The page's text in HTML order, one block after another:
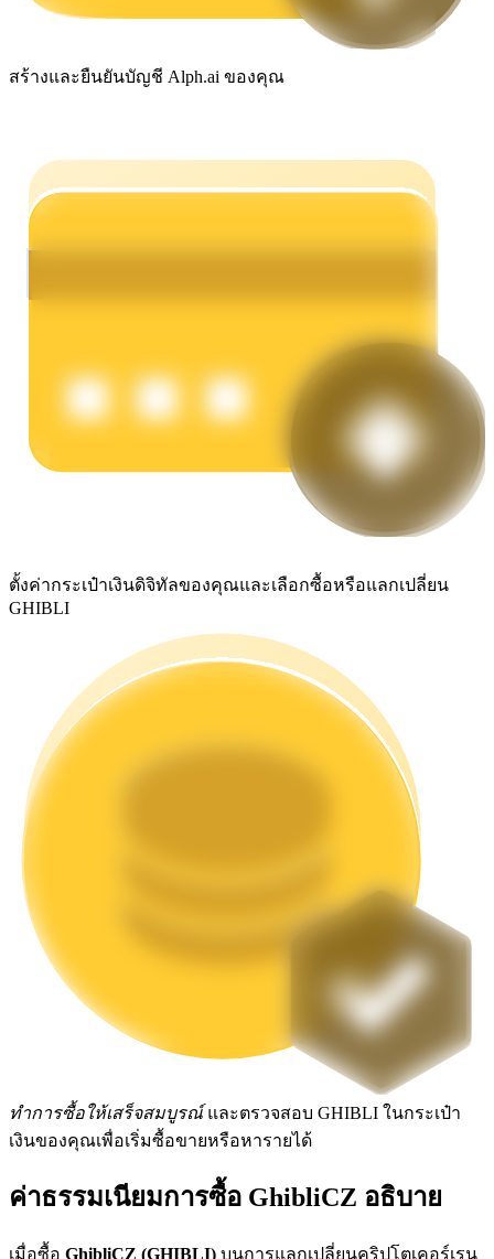
ผลตอบแทนสูงและเข้าถึงได้ทันที
การล็อค BTR
การลงทุนพิเศษสำหรับผู้ถือ BTR
สร้างและยืนยันบัญชี Alph.ai ของคุณ
ตั้งค่ากระเป๋าเงินดิจิทัลของคุณและเลือกซื้อหรือแลกเปลี่ยน
GHIBLI
ทำการซื้อให้เสร็จสมบูรณ์และตรวจสอบ GHIBLI ในกระเป๋า
เงินของคุณเพื่อเริ่มซื้อขายหรือหารายได้
ค่าธรรมเนียมการซื้อ GhibliCZ อธิบาย
เมื่อซื้อ GhibliCZ (GHIBLI) บนการแลกเปลี่ยนคริปโตเคอร์เรน